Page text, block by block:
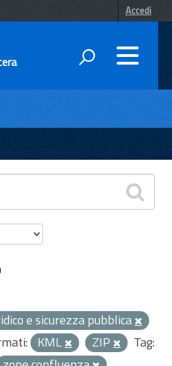
Accedi
e sicurezza pubblica
KML ZIP
Tag: